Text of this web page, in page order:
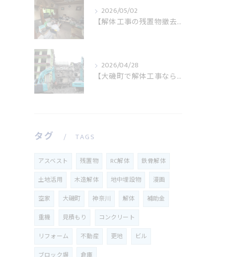
2026/05/02
【解体工事の残置物撤去】家具が残っていても対応可能
2026/04/28
【大磯町で解体工事なら株式会社熊沢】創業44年の地域密着施工
タグ TAGS
アスベスト 残置物 RC解体
鉄骨解体
土地活用
木造解体 地中埋設物
漫画
空家
大磯町 神奈川 解体
補助金
重機
見積もり
コンクリート
リフォーム
不動産 更地
ビル
ブロック塀
倉庫